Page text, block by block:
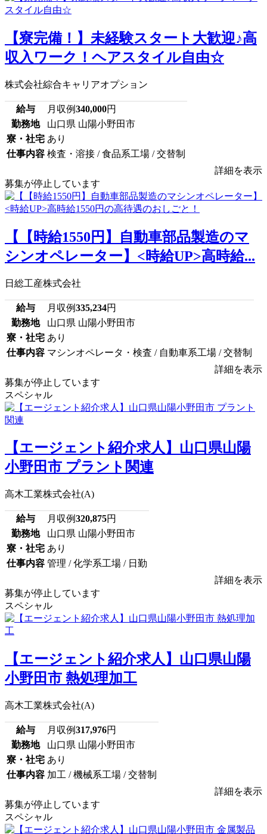
【寮完備！】未経験スタート大歓迎♪高
収入ワーク！ヘアスタイル自由☆
株式会社綜合キャリアオプション
給与 月収例340,000円
勤務地
山口県 山陽小野田市
寮・社宅 あり
仕事内容 検査・溶接 / 食品系工場 / 交替制
詳細を表示
募集が停止しています
【【時給1550円】自動車部品製造のマ
シンオペレーター】<時給UP>高時給...
日総工産株式会社
給与 月収例335,234円
勤務地
山口県 山陽小野田市
寮・社宅 あり
仕事内容 マシンオペレータ・検査 / 自動車系工場 / 交替制
詳細を表示
募集が停止しています
スペシャル
【エージェント紹介求人】山口県山陽
小野田市 プラント関連
高木工業株式会社(A)
給与 月収例320,875円
勤務地
山口県 山陽小野田市
寮・社宅 あり
仕事内容 管理 / 化学系工場 / 日勤
詳細を表示
募集が停止しています
スペシャル
【エージェント紹介求人】山口県山陽
小野田市 熱処理加工
高木工業株式会社(A)
給与 月収例317,976円
勤務地
山口県 山陽小野田市
寮・社宅 あり
仕事内容 加工 / 機械系工場 / 交替制
詳細を表示
募集が停止しています
スペシャル